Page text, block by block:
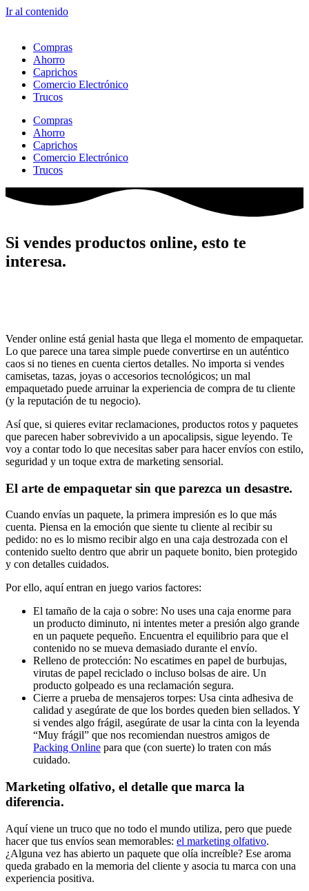
Ir al contenido
Compras
Ahorro
Caprichos
Comercio Electrónico
Trucos
Compras
Ahorro
Caprichos
Comercio Electrónico
Trucos
Si vendes productos online, esto te
interesa.
Vender online está genial hasta que llega el momento de empaquetar.
Lo que parece una tarea simple puede convertirse en un auténtico
caos si no tienes en cuenta ciertos detalles. No importa si vendes
camisetas, tazas, joyas o accesorios tecnológicos; un mal
empaquetado puede arruinar la experiencia de compra de tu cliente
(y la reputación de tu negocio).
Así que, si quieres evitar reclamaciones, productos rotos y paquetes
que parecen haber sobrevivido a un apocalipsis, sigue leyendo. Te
voy a contar todo lo que necesitas saber para hacer envíos con estilo,
seguridad y un toque extra de marketing sensorial.
El arte de empaquetar sin que parezca un desastre.
Cuando envías un paquete, la primera impresión es lo que más
cuenta. Piensa en la emoción que siente tu cliente al recibir su
pedido: no es lo mismo recibir algo en una caja destrozada con el
contenido suelto dentro que abrir un paquete bonito, bien protegido
y con detalles cuidados.
Por ello, aquí entran en juego varios factores:
El tamaño de la caja o sobre: No uses una caja enorme para
un producto diminuto, ni intentes meter a presión algo grande
en un paquete pequeño. Encuentra el equilibrio para que el
contenido no se mueva demasiado durante el envío.
Relleno de protección: No escatimes en papel de burbujas,
virutas de papel reciclado o incluso bolsas de aire. Un
producto golpeado es una reclamación segura.
Cierre a prueba de mensajeros torpes: Usa cinta adhesiva de
calidad y asegúrate de que los bordes queden bien sellados. Y
si vendes algo frágil, asegúrate de usar la cinta con la leyenda
“Muy frágil” que nos recomiendan nuestros amigos de
Packing Online para que (con suerte) lo traten con más
cuidado.
Marketing olfativo, el detalle que marca la
diferencia.
Aquí viene un truco que no todo el mundo utiliza, pero que puede
hacer que tus envíos sean memorables: el marketing olfativo.
¿Alguna vez has abierto un paquete que olía increíble? Ese aroma
queda grabado en la memoria del cliente y asocia tu marca con una
experiencia positiva.